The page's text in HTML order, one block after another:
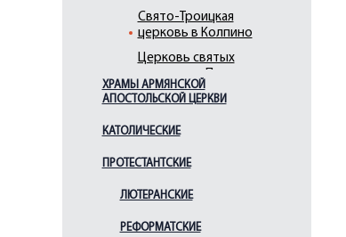
Свято-Троицкая
церковь в Колпино
Церковь святых
апостолов Петра и
Павла в усадьбе
"Знаменка"
Церковь Благовещения
Церковь Благовещения
Пресвятой Богородицы
(Пискаревская)
Церковь Воздвижения
ХРАМЫ АРМЯНСКОЙ
АПОСТОЛЬСКОЙ ЦЕРКВИ
КАТОЛИЧЕСКИЕ
ПРОТЕСТАНТСКИЕ
ЛЮТЕРАНСКИЕ
РЕФОРМАТСКИЕ